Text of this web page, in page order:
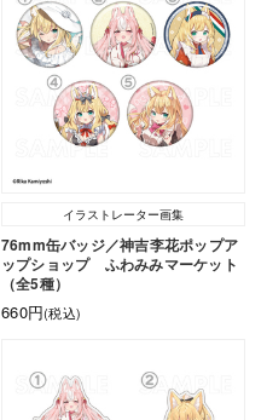
イラストレーター画集
76mm缶バッジ／神吉李花ポップア
ップショップ ふわみみマーケット
（全5種）
660円(税込)